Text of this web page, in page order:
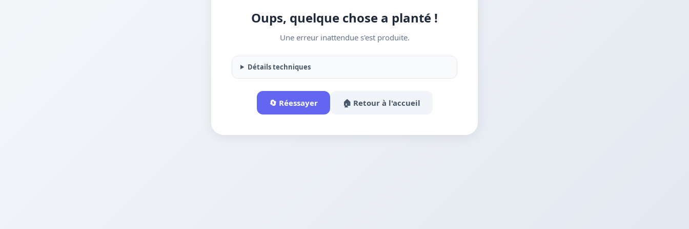
Oups, quelque chose a planté !
Une erreur inattendue s'est produite.
Détails techniques
🔄 Réessayer 🏠 Retour à l'accueil